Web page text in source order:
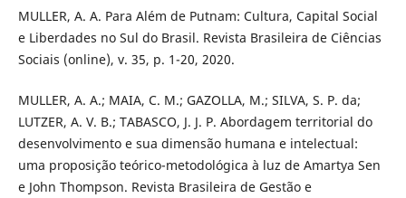
MULLER, A. A. Para Além de Putnam: Cultura, Capital Social
e Liberdades no Sul do Brasil. Revista Brasileira de Ciências
Sociais (online), v. 35, p. 1-20, 2020.
MULLER, A. A.; MAIA, C. M.; GAZOLLA, M.; SILVA, S. P. da;
LUTZER, A. V. B.; TABASCO, J. J. P. Abordagem territorial do
desenvolvimento e sua dimensão humana e intelectual:
uma proposição teórico-metodológica à luz de Amartya Sen
e John Thompson. Revista Brasileira de Gestão e